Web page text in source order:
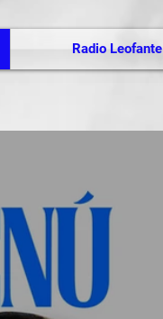
Radio Leofante